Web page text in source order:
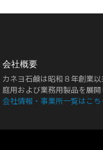
会社概要
カネヨ石鹸は昭和８年創業
庭用および業務用製品を展開
会社情報・事業所一覧はこち